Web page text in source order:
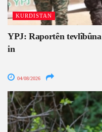
KURDISTAN
YPJ: Raportên
in
04/08/2026